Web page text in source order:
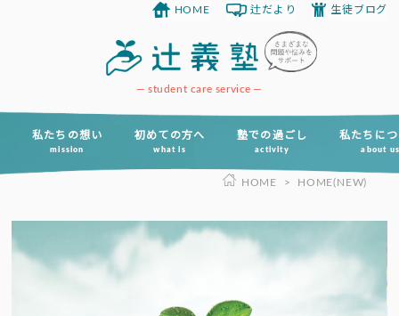
ツ
プ
student care service
私たちの想い
mission
初めての方へ
what is
塾での過ごし
activity
私たちに
about us
HOME 辻だより 生徒ブログ
HOME > HOME(NEW)